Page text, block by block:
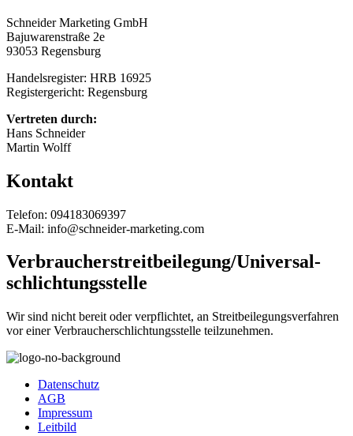
Schneider Marketing GmbH
Bajuwarenstraße 2e
93053 Regensburg
Handelsregister: HRB 16925
Registergericht: Regensburg
Vertreten durch:
Hans Schneider
Martin Wolff
Kontakt
Telefon: 094183069397
E-Mail: info@schneider-marketing.com
Verbraucher­streit­beilegung/Universal­
schlichtungs­stelle
Wir sind nicht bereit oder verpflichtet, an Streitbeilegungsverfahren
vor einer Verbraucherschlichtungsstelle teilzunehmen.
Datenschutz
AGB
Impressum
Leitbild